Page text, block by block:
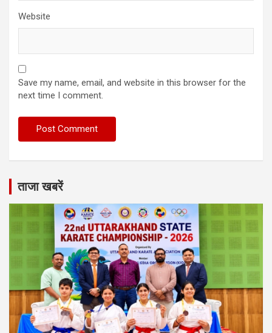
Website
Save my name, email, and website in this browser for the
next time I comment.
ताजा खबरें